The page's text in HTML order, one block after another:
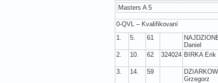
Masters A 5
0-QVL – Kvalifikovaní
1.
5. 61
Daniel
2.
10. 62 324024 BIRKA Erik
3. 14. 59
Grzegorz